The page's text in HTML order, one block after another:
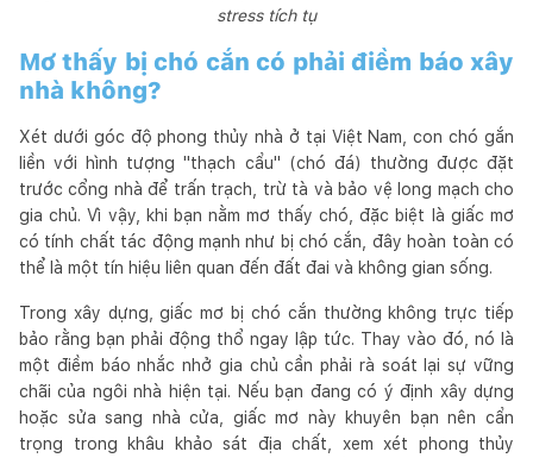
stress tích tụ
Mơ thấy bị chó cắn có phải điềm báo xây
nhà không?
Xét dưới góc độ phong thủy nhà ở tại Việt Nam, con chó gắn
liền với hình tượng "thạch cẩu" (chó đá) thường được đặt
trước cổng nhà để trấn trạch, trừ tà và bảo vệ long mạch cho
gia chủ. Vì vậy, khi bạn nằm mơ thấy chó, đặc biệt là giấc mơ
có tính chất tác động mạnh như bị chó cắn, đây hoàn toàn có
thể là một tín hiệu liên quan đến đất đai và không gian sống.
Trong xây dựng, giấc mơ bị chó cắn thường không trực tiếp
bảo rằng bạn phải động thổ ngay lập tức. Thay vào đó, nó là
một điềm báo nhắc nhở gia chủ cần phải rà soát lại sự vững
chãi của ngôi nhà hiện tại. Nếu bạn đang có ý định xây dựng
hoặc sửa sang nhà cửa, giấc mơ này khuyên bạn nên cẩn
trọng trong khâu khảo sát địa chất, xem xét phong thủy